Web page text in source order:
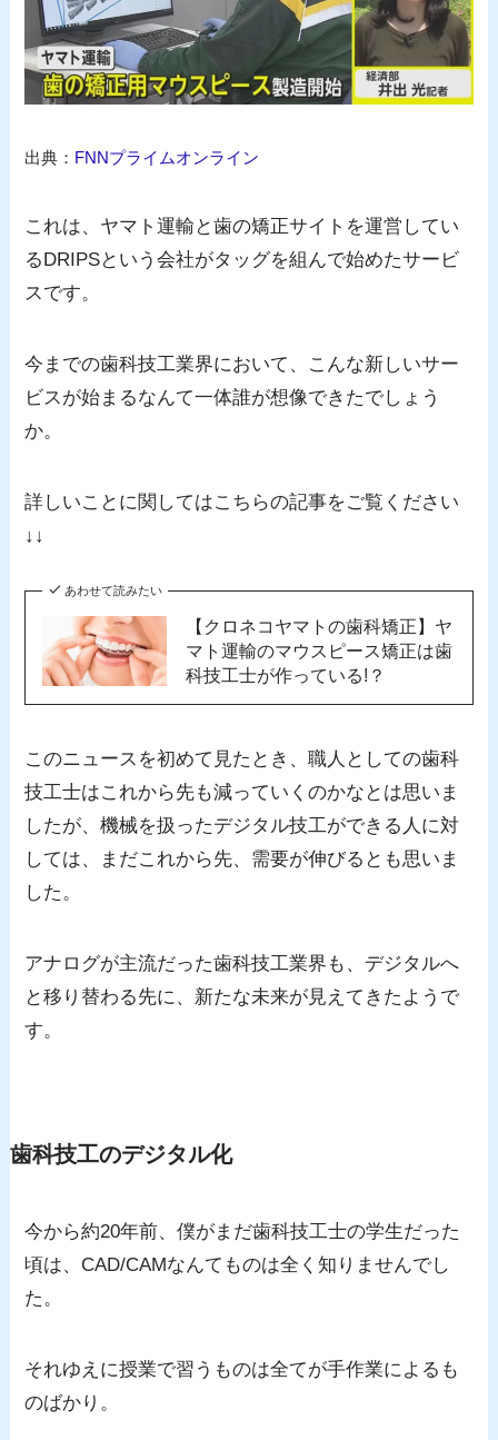
出典： FNNプライムオンライン
これは、ヤマト運輸と歯の矯正サイトを運営してい
るDRIPSという会社がタッグを組んで始めたサービ
スです。
今までの歯科技工業界において、こんな新しいサー
ビスが始まるなんて一体誰が想像できたでしょう
か。
詳しいことに関してはこちらの記事をご覧ください
↓↓
あわせて読みたい
【クロネコヤマトの歯科矯正】ヤ
マト運輸のマウスピース矯正は歯
科技工士が作っている!？
このニュースを初めて見たとき、職人としての歯科
技工士はこれから先も減っていくのかなとは思いま
したが、機械を扱ったデジタル技工ができる人に対
しては、まだこれから先、需要が伸びるとも思いま
した。
アナログが主流だった歯科技工業界も、デジタルへ
と移り替わる先に、新たな未来が見えてきたようで
す。
歯科技工のデジタル化
今から約20年前、僕がまだ歯科技工士の学生だった
頃は、CAD/CAMなんてものは全く知りませんでし
た。
それゆえに授業で習うものは全てが手作業によるも
のばかり。